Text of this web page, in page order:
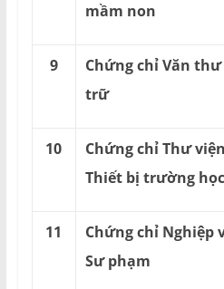
mầm non
9
Chứng chỉ Văn
trữ
10
Chứng chỉ Thư viện
Thiết bị trường học
11
Chứng chỉ Nghiệp
Sư phạm